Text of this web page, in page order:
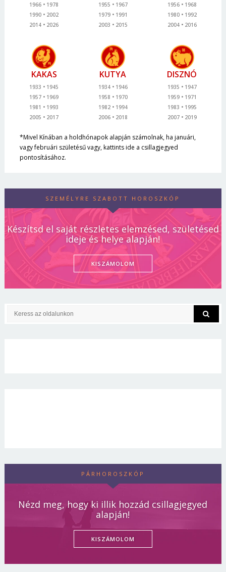
1966
1978
1990
2002
2014
2026
1955
1967
1979
1991
2003
2015
1956
1968
1980
1992
2004
2016
KAKAS
1933
1945
1957
1969
1981
1993
2005
2017
KUTYA
1934
1946
1958
1970
1982
1994
2006
2018
DISZNÓ
1935
1947
1959
1971
1983
1995
2007
2019
*Mivel Kínában a holdhónapok alapján számolnak, ha januári,
vagy februári születésű vagy, kattints ide a csillagjegyed
pontosításához.
SZEMÉLYRE SZABOTT HOROSZKÓP
Készítsd el saját részletes elemzésed, születésed
ideje és helye alapján!
KISZÁMOLOM
PÁRHOROSZKÓP
Nézd meg, hogy ki illik hozzád csillagjegyed
alapján!
KISZÁMOLOM